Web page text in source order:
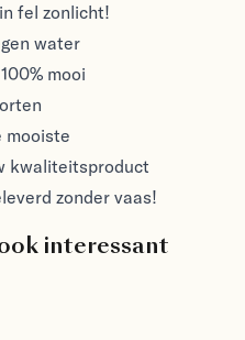
fel zonlicht!
water
mooi
mooiste
kwaliteitsproduct
zonder vaas!
interessant